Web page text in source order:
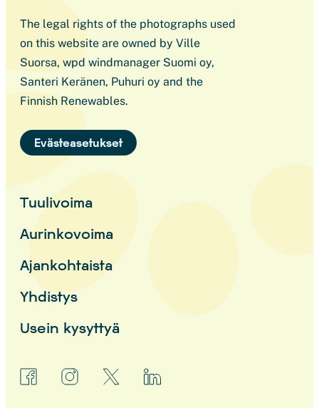
The legal rights of the photographs used
on this website are owned by Ville
Suorsa, wpd windmanager Suomi oy,
Santeri Keränen, Puhuri oy and the
Finnish Renewables.
Evästeasetukset
Tuulivoima
Aurinkovoima
Ajankohtaista
Yhdistys
Usein kysyttyä
facebookinstagram linkedin